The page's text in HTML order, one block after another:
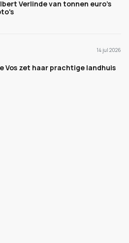
Verlinde van tonnen euro's
14 jul 2026
Vos zet haar prachtige landhuis